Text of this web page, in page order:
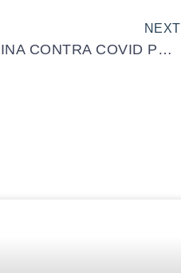
NEXT
RECUSA A VACINA CONTRA COVID PODE GERAR JUSTA CAUSA